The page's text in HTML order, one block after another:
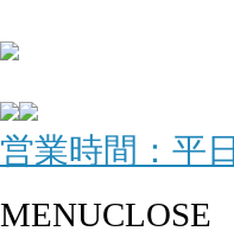
営業時間：平
MENUCLOSE